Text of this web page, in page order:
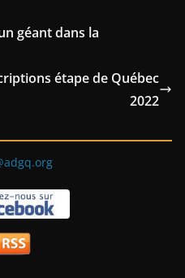
géant dans la
étape de Québec
2022